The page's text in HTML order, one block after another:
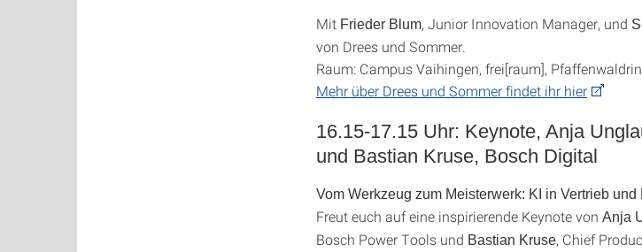
Mit Frieder Blum, Junior Innovation Manager, und
von Drees und Sommer.
Raum: Campus Vaihingen, frei[raum],
Mehr über Drees und Sommer findet ihr hier
16.15-17.15 Uhr: Keynote, Anja
und Bastian Kruse, Bosch Digital
Vom Werkzeug zum Meisterwerk: KI in Vertrieb
Freut euch auf eine inspirierende Keynote von Anja
Bosch Power Tools und Bastian Kruse, Chief